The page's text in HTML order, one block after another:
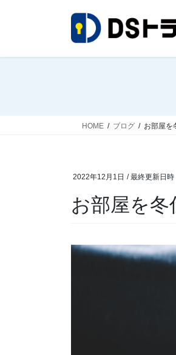
HOME ブログ お部屋
2022年12月1日 / 最終更新日時
お部屋を